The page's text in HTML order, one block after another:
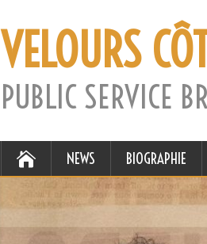
VELOURS
PUBLIC SERVICE
NEWS BIOGRAPHIE